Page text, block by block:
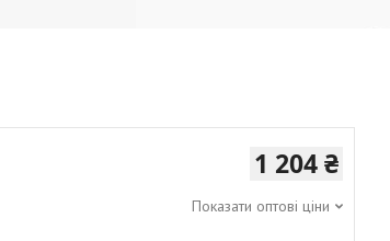
1 204 ₴
Показати оптові ціни